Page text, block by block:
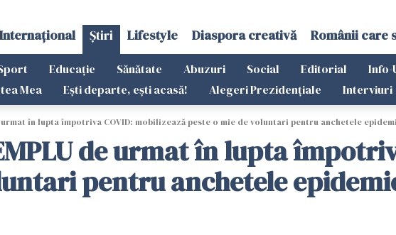
Internațional Știri Lifestyle Diaspora creativă Românii care
Educație Sănătate Abuzuri Social Editorial Info-
Mea
Ești departe, ești acasă! Alegeri Prezidențiale Interviuri
urmat în lupta împotriva COVID: mobilizează peste o mie de voluntari pentru anchetele
de urmat în lupta
pentru anchetele